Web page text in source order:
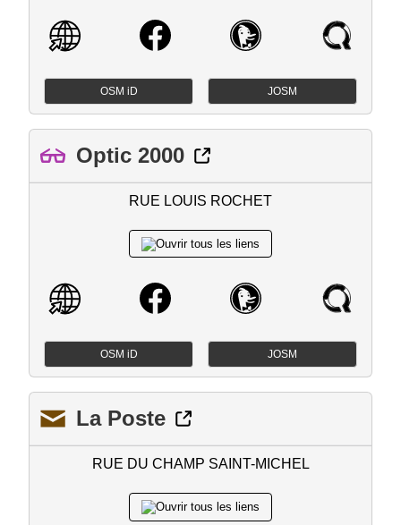
OSM iD JOSM
Optic 2000
RUE LOUIS ROCHET
OSM iD JOSM
La Poste
RUE DU CHAMP SAINT-MICHEL